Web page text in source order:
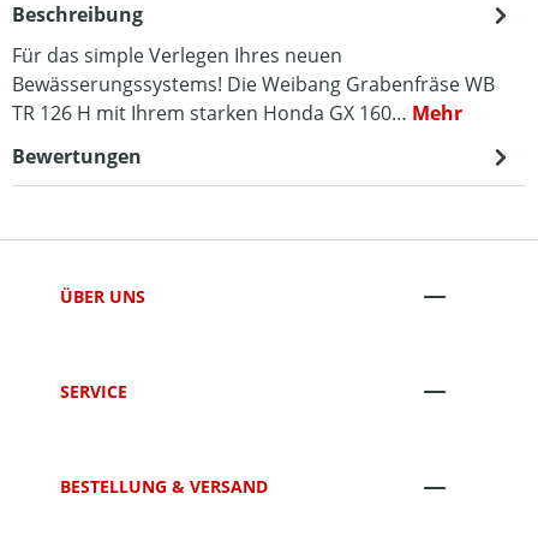
Beschreibung
Für das simple Verlegen Ihres neuen
Bewässerungssystems! Die Weibang Grabenfräse WB
TR 126 H mit Ihrem starken Honda GX 160… Mehr
Bewertungen
ÜBER UNS
SERVICE
BESTELLUNG & VERSAND